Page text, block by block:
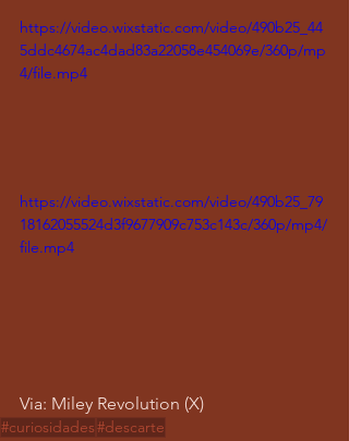
https://video.wixstatic.com/video/490b25_44
5ddc4674ac4dad83a22058e454069e/360p/mp
4/file.mp4
https://video.wixstatic.com/video/490b25_79
18162055524d3f9677909c753c143c/360p/mp4/
file.mp4
Via: Miley Revolution (X)
#curiosidades#descarte